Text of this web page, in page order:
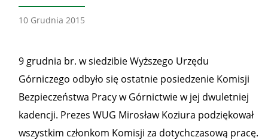
10 Grudnia 2015
9 grudnia br. w siedzibie Wyższego Urzędu
Górniczego odbyło się ostatnie posiedzenie Komisji
Bezpieczeństwa Pracy w Górnictwie w jej dwuletniej
kadencji. Prezes WUG Mirosław Koziura podziękował
wszystkim członkom Komisji za dotychczasową pracę.